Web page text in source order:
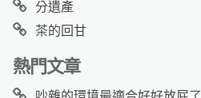
分遺產
茶的回甘
熱門文章